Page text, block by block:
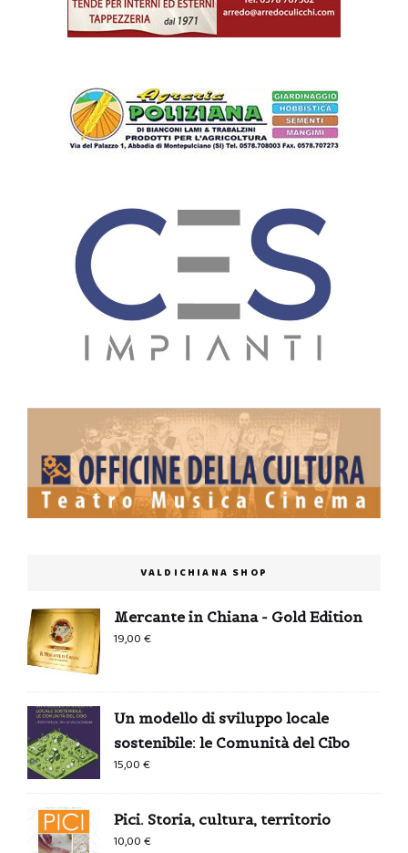
VALDICHIANA SHOP
Mercante in Chiana - Gold Edition
19,00€
Un modello di sviluppo locale
sostenibile: le Comunità del Cibo
15,00€
Pici. Storia, cultura, territorio
10,00€